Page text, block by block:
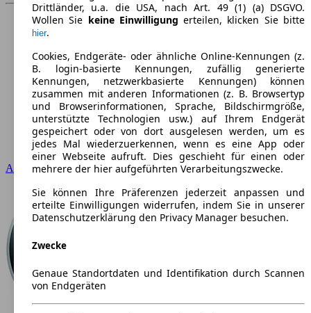
Audi
Drittländer, u.a. die USA, nach Art. 49 (1) (a) DSGVO.
Wollen Sie keine Einwilligung erteilen, klicken Sie bitte
hier.
Cookies, Endgeräte- oder ähnliche Online-Kennungen (z.
B. login-basierte Kennungen, zufällig generierte
Kennungen, netzwerkbasierte Kennungen) können
zusammen mit anderen Informationen (z. B. Browsertyp
und Browserinformationen, Sprache, Bildschirmgröße,
unterstützte Technologien usw.) auf Ihrem Endgerät
gespeichert oder von dort ausgelesen werden, um es
jedes Mal wiederzuerkennen, wenn es eine App oder
einer Webseite aufruft. Dies geschieht für einen oder
mehrere der hier aufgeführten Verarbeitungszwecke.
Sie können Ihre Präferenzen jederzeit anpassen und
erteilte Einwilligungen widerrufen, indem Sie in unserer
Datenschutzerklärung den Privacy Manager besuchen.
Zwecke
Genaue Standortdaten und Identifikation durch Scannen
von Endgeräten